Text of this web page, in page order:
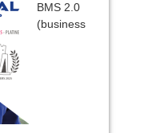
BMS 2.0
(business